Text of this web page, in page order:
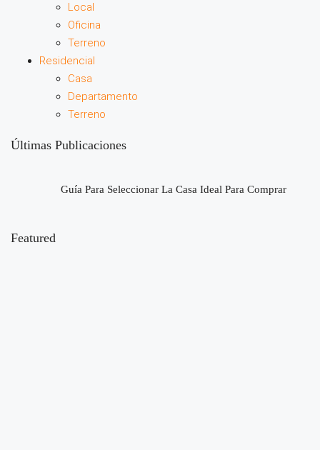
Local
Oficina
Terreno
Residencial
Casa
Departamento
Terreno
Últimas Publicaciones
Guía Para Seleccionar La Casa Ideal Para Comprar
Featured